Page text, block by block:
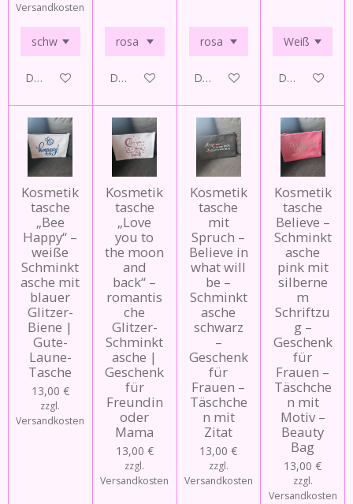
Versandkosten
Details anzeigen Details anzeigen Details anzeigen Details
Kosmetik
tasche
„Bee
Happy“ –
weiße
Schminkt
asche mit
blauer
Glitzer-
Biene |
Gute-
Laune-
Tasche
13,00 €
zzgl.
Versandkosten
Kosmetik
tasche
„Love
you to
the moon
and
back“ –
romantis
che
Glitzer-
Schminkt
asche |
Geschenk
für
Freundin
oder
Mama
13,00 €
zzgl.
Versandkosten
Kosmetik
tasche
mit
Spruch –
Believe in
what will
be –
Schminkt
asche
schwarz
–
Geschenk
für
Frauen –
Täschche
n mit
Zitat
13,00 €
zzgl.
Versandkosten
Kosmetik
tasche
Believe –
Schminkt
asche
pink mit
silberne
m
Schriftzu
g –
Geschenk
für
Frauen –
Täschche
n mit
Motiv –
Beauty
Bag
13,00 €
zzgl.
Versandkosten